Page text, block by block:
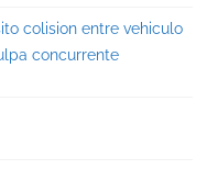
colision entre vehiculo
concurrente